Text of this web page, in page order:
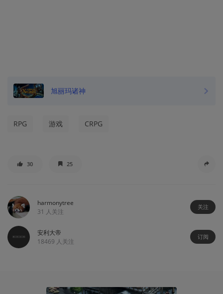
旭丽玛诸神
RPG 游戏 CRPG
30 25
harmonytree
31 人关注
关注
安利大帝
18469 人关注
订阅